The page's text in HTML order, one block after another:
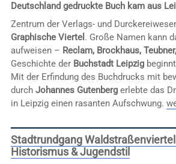
Deutschland gedruckte Buch kam aus
Zentrum der Verlags- und
Graphische Viertel . Große Namen kann
aufweisen – Reclam, Brockhaus,
Geschichte der Buchstadt Leipzig
Mit der Erfindung des Buchdrucks mit
durch Johannes Gutenbergerlebte das
in Leipzig einen rasanten Aufschwung.
Stadtrundgang
Historismus & Jugendstil